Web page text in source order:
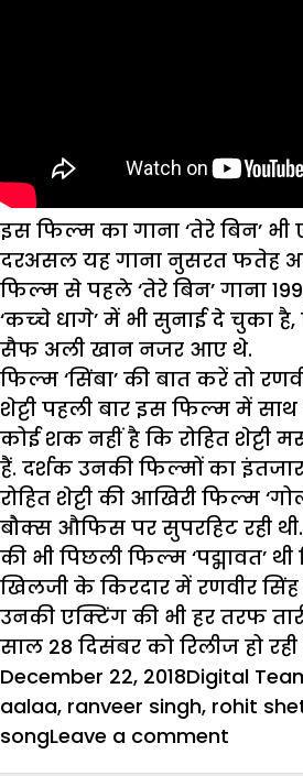
इस फिल्‍म का गाना ‘तेरे बिन’
दरअसल यह गाना नुसरत फतेह
फिल्‍म से पहले ‘तेरे बिन’ गाना
‘कच्‍चे धागे’ में भी सुनाई दे चुका
सैफ अली खान नजर आए थे.
फिल्म ‘सिंबा’ की बात करें तो
शेट्टी पहली बार इस फिल्म में
कोई शक नहीं है कि रोहित शेट्टी
हैं. दर्शक उनकी फिल्मों का
रोहित शेट्टी की आखिरी फिल्म
बौक्स औफिस पर सुपरहिट रही थी.
की भी पिछली फिल्म ‘पद्मावत’
खिलजी के किरदार में रणवीर
उनकी एक्टिंग की भी हर तरफ
साल 28 दिसंबर को रिलीज हो रही
Posted
on
December 22, 2018Author
Digital
aalaa, ranveer singh, rohit
songLeave a comment